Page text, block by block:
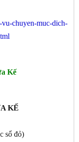
chuyen-muc-dich-
Kế
KẾ
sổ đỏ)